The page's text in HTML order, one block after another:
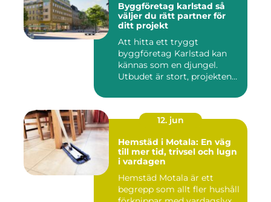
Byggföretag karlstad så
väljer du rätt partner för
ditt projekt
Att hitta ett tryggt
byggföretag Karlstad kan
kännas som en djungel.
Utbudet är stort, projekten
12. jun
Hemstäd i Motala: En väg
till mer tid, trivsel och lugn
i vardagen
Hemstäd Motala är ett
begrepp som allt fler hushåll